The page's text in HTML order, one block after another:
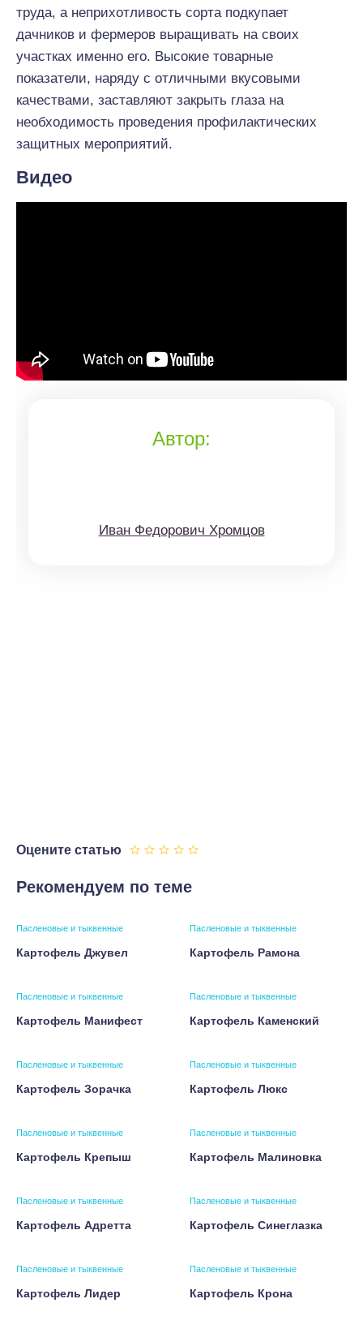
труда, а неприхотливость сорта подкупает
дачников и фермеров выращивать на своих
участках именно его. Высокие товарные
показатели, наряду с отличными вкусовыми
качествами, заставляют закрыть глаза на
необходимость проведения профилактических
защитных мероприятий.
Видео
Автор:
Иван Федорович Хромцов
Оцените статью
Рекомендуем по теме
Пасленовые и тыквенные
Картофель Джувел
Пасленовые и тыквенные
Картофель Рамона
Пасленовые и тыквенные
Картофель Манифест
Пасленовые и тыквенные
Картофель Каменский
Пасленовые и тыквенные
Картофель Зорачка
Пасленовые и тыквенные
Картофель Люкс
Пасленовые и тыквенные
Картофель Крепыш
Пасленовые и тыквенные
Картофель Малиновка
Пасленовые и тыквенные
Картофель Адретта
Пасленовые и тыквенные
Картофель Синеглазка
Пасленовые и тыквенные
Картофель Лидер
Пасленовые и тыквенные
Картофель Крона